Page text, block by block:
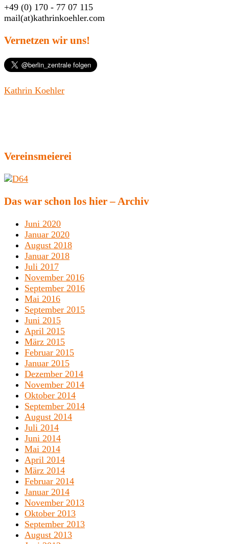
+49 (0) 170 - 77 07 115
mail(at)kathrinkoehler.com
Vernetzen wir uns!
Kathrin Koehler
Vereinsmeierei
Das war schon los hier – Archiv
Juni 2020
Januar 2020
August 2018
Januar 2018
Juli 2017
November 2016
September 2016
Mai 2016
September 2015
Juni 2015
April 2015
März 2015
Februar 2015
Januar 2015
Dezember 2014
November 2014
Oktober 2014
September 2014
August 2014
Juli 2014
Juni 2014
Mai 2014
April 2014
März 2014
Februar 2014
Januar 2014
November 2013
Oktober 2013
September 2013
August 2013